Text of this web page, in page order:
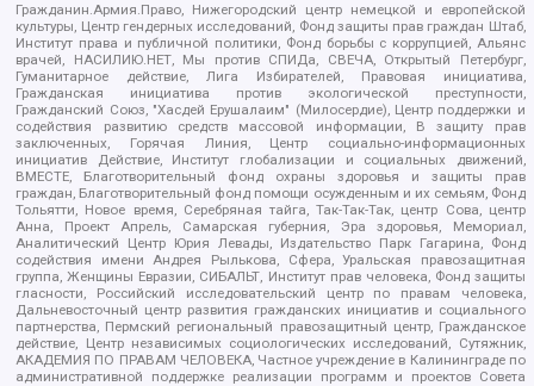
Гражданин.Армия.Право, Нижегородский центр немецкой и европейской
культуры, Центр гендерных исследований, Фонд защиты прав граждан Штаб,
Институт права и публичной политики, Фонд борьбы с коррупцией, Альянс
врачей, НАСИЛИЮ.НЕТ, Мы против СПИДа, СВЕЧА, Открытый Петербург,
Гуманитарное действие, Лига Избирателей, Правовая инициатива,
Гражданская инициатива против экологической преступности,
Гражданский Союз, "Хасдей Ерушалаим" (Милосердие), Центр поддержки и
содействия развитию средств массовой информации, В защиту прав
заключенных, Горячая Линия, Центр социально-информационных
инициатив Действие, Институт глобализации и социальных движений,
ВМЕСТЕ, Благотворительный фонд охраны здоровья и защиты прав
граждан, Благотворительный фонд помощи осужденным и их семьям, Фонд
Тольятти, Новое время, Серебряная тайга, Так-Так-Так, центр Сова, центр
Анна, Проект Апрель, Самарская губерния, Эра здоровья, Мемориал,
Аналитический Центр Юрия Левады, Издательство Парк Гагарина, Фонд
содействия имени Андрея Рылькова, Сфера, Уральская правозащитная
группа, Женщины Евразии, СИБАЛЬТ, Институт прав человека, Фонд защиты
гласности, Российский исследовательский центр по правам человека,
Дальневосточный центр развития гражданских инициатив и социального
партнерства, Пермский региональный правозащитный центр, Гражданское
действие, Центр независимых социологических исследований, Сутяжник,
АКАДЕМИЯ ПО ПРАВАМ ЧЕЛОВЕКА, Частное учреждение в Калининграде по
административной поддержке реализации программ и проектов Совета